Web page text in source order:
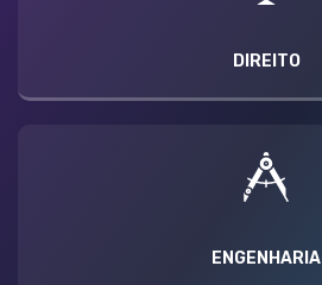
DIREITO
ENGENHARIA